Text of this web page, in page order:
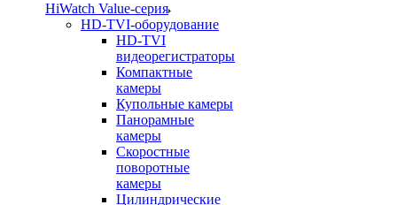
HiWatch Value-серия
HD-TVI-оборудование
HD-TVI
видеорегистраторы
Компактные
камеры
Купольные камеры
Панорамные
камеры
Скоростные
поворотные
камеры
Цилиндрические